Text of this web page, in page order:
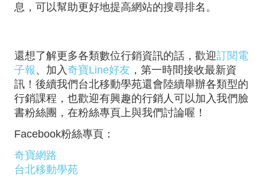
息，可以幫助更好地提高網站的搜尋排名。
還想了解更多各類數位行銷資訊的話，歡迎訂閱電
子報 、加入 奇寶Line好友 ，第一時間接收最新資
訊！後續我們台北移動學苑還會陸續舉辦各類型的
行銷課程，也歡迎有興趣的行銷人可以加入我們臉
書粉絲團，在粉絲專頁上與我們討論喔！
Facebook粉絲專頁：
奇寶網路
台北移動學苑